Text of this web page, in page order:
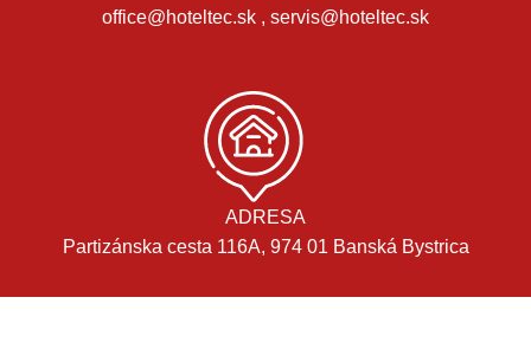
office@hoteltec.sk , servis@hoteltec.sk
ADRESA
Partizánska cesta 116A, 974 01 Banská Bystrica